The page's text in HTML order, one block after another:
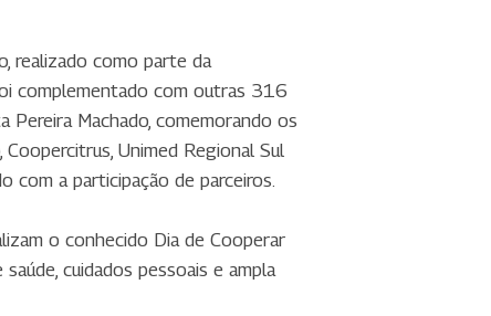
realizado como parte da
complementado com outras 316
Pereira Machado, comemorando os
Unimed Regional Sul
com a participação de parceiros.
o conhecido Dia de Cooperar
cuidados pessoais e ampla